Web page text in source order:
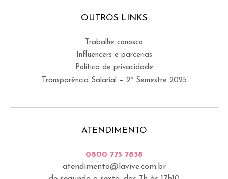
OUTROS LINKS
Trabalhe conosco
Influencers e parcerias
Política de privacidade
Transparência Salarial – 2º Semestre 2025
ATENDIMENTO
0800 775 7838
atendimento@lavive.com.br